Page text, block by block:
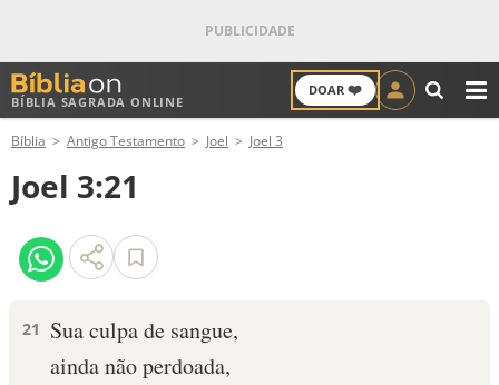
BÍBLIA SAGRADA ONLINE
DOAR ❤️
ANTIGO TESTAMENTO
NOVO TESTAMENTO
VERSÍCULOS
PALAVRA DO DIA
Bíblia Antigo Testamento Joel Joel 3
Joel 3:21
21
Sua culpa de sangue,
ainda não perdoada,